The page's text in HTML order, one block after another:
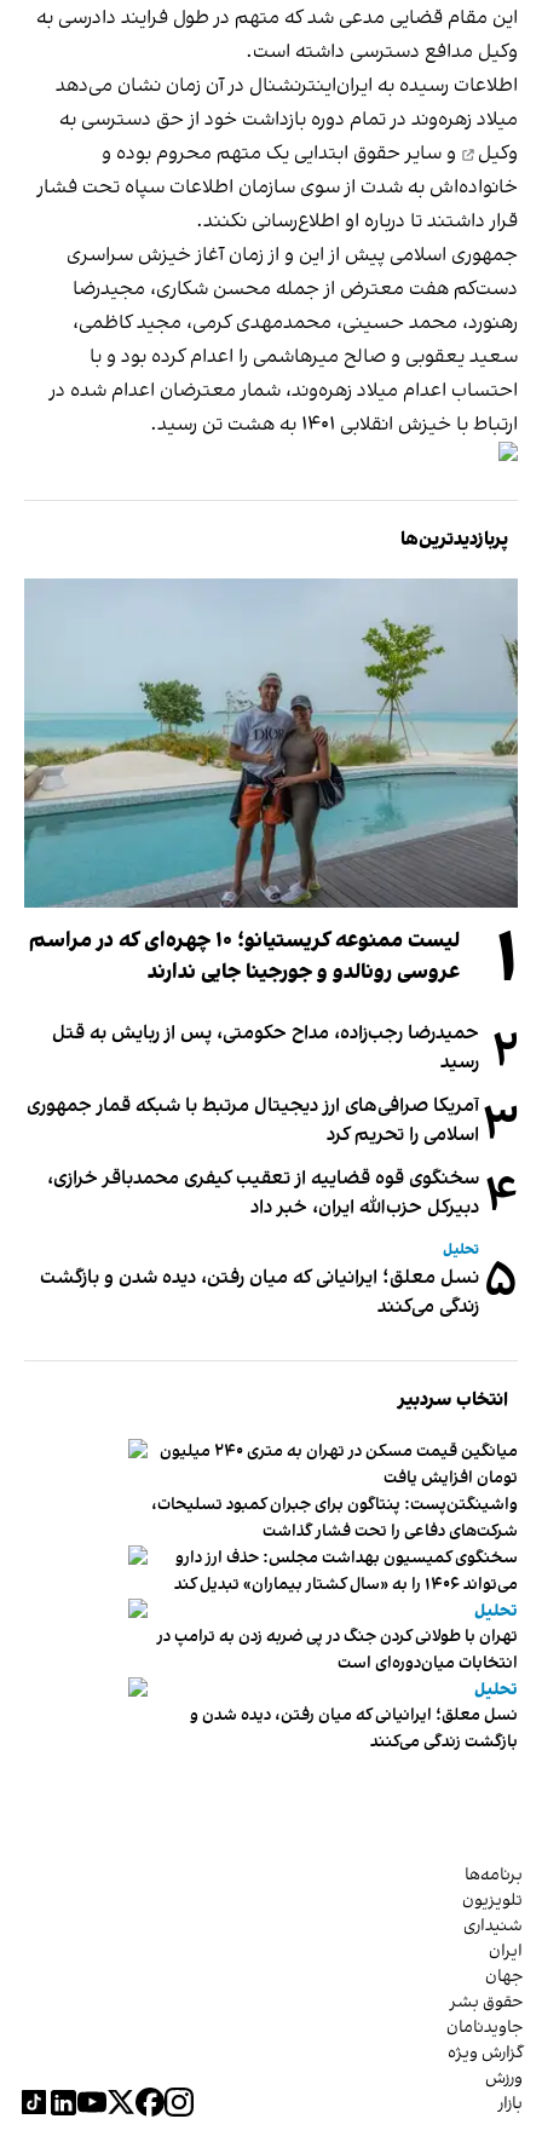
این مقام قضایی مدعی شد که متهم در طول فرایند دادرسی به
وکیل مدافع دسترسی داشته است.
اطلاعات رسیده به ایران‌اینترنشنال در آن زمان نشان می‌دهد
میلاد زهره‌وند در تمام دوره بازداشت خود از حق دسترسی به
وکیل
و سایر حقوق ابتدایی یک متهم محروم بوده و
خانواده‌اش به شدت از سوی سازمان اطلاعات سپاه تحت فشار
قرار داشتند تا درباره او اطلاع‌رسانی نکنند.
جمهوری اسلامی پیش از این و از زمان آغاز خیزش سراسری
دست‌کم هفت معترض از جمله محسن شکاری، مجیدرضا
رهنورد، محمد حسینی، محمدمهدی کرمی، مجید کاظمی،
سعید یعقوبی و صالح میرهاشمی را اعدام کرده بود و با
احتساب اعدام میلاد زهره‌وند، شمار معترضان اعدام شده در
ارتباط با خیزش انقلابی ۱۴۰۱ به هشت تن رسید.
پربازدیدترین‌ها
۱
لیست ممنوعه کریستیانو؛ ۱۰ چهره‌ای که در مراسم
عروسی رونالدو و جورجینا جایی ندارند
۲ حمیدرضا رجب‌زاده، مداح حکومتی، پس از ربایش به قتل
رسید
۳آمریکا صرافی‌های ارز دیجیتال مرتبط با شبکه قمار جمهوری
اسلامی را تحریم کرد
۴ سخنگوی قوه قضاییه از تعقیب کیفری محمدباقر خرازی،
دبیر‌کل حزب‌الله ایران، خبر داد
۵ تحلیل
نسل معلق؛ ایرانیانی که میان رفتن، دیده شدن و بازگشت
زندگی می‌کنند
انتخاب سردبیر
میانگین قیمت مسکن در تهران به متری ۲۴۰ میلیون
تومان افزایش یافت
واشینگتن‌پست: پنتاگون برای جبران کمبود تسلیحات،
شرکت‌های دفاعی را تحت فشار گذاشت
سخنگوی کمیسیون بهداشت مجلس: حذف ارز دارو
می‌تواند ۱۴۰۶ را به «سال کشتار بیماران» تبدیل کند
تحلیل
تهران با طولانی کردن جنگ در پی ضربه زدن به ترامپ در
انتخابات میان‌دوره‌ای است
تحلیل
نسل معلق؛ ایرانیانی که میان رفتن، دیده شدن و
بازگشت زندگی می‌کنند
برنامه‌ها
تلویزیون
شنیداری
ایران
جهان
حقوق بشر
جاویدنامان
گزارش ویژه
ورزش
بازار